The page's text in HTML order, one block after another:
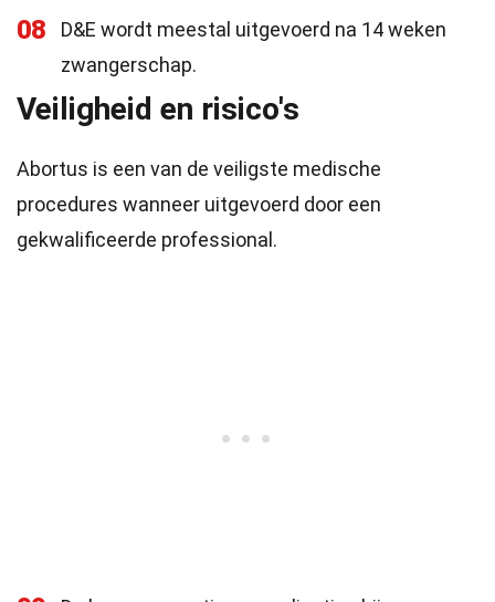
08
D&E wordt meestal uitgevoerd na 14 weken
zwangerschap.
Veiligheid en risico's
Abortus is een van de veiligste medische
procedures wanneer uitgevoerd door een
gekwalificeerde professional.